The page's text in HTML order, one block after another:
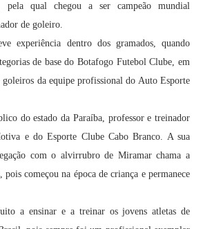
pela qual chegou a ser campeão mundial
de goleiro.
experiência dentro dos gramados, quando
de base do Botafogo Futebol Clube, em
da equipe profissional do Auto Esporte
do estado da Paraíba, professor e treinador
e do Esporte Clube Cabo Branco. A sua
com o alvirrubro de Miramar chama a
pois começou na época de criança e permanece
a ensinar e a treinar os jovens atletas de